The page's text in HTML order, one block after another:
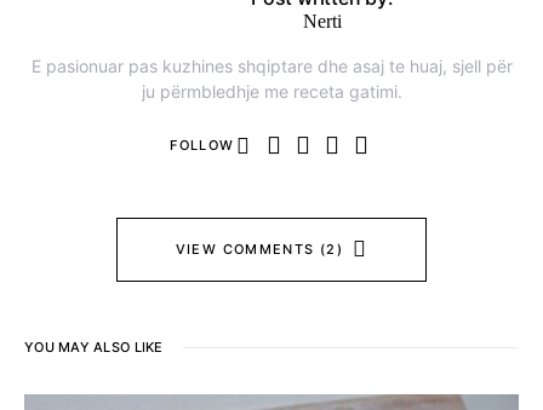
Nerti
E pasionuar pas kuzhines shqiptare dhe asaj te huaj, sjell për
ju përmbledhje me receta gatimi.
FOLLOW
VIEW COMMENTS (2)
YOU MAY ALSO LIKE